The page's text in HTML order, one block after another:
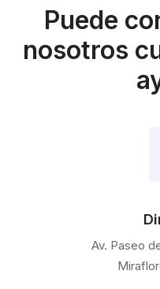
Puede
nosotros
Av. Paseo